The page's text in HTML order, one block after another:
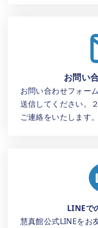
お問い
お問い合わせフォー
送信してください。
ご連絡をいたします。
LINEで
慧真館公式LINEをお